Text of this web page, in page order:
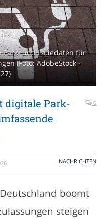
und Ladedaten für
(Foto: AdobeStock -
digitale Park-
0
NACHRICHTEN
boomt
steigen